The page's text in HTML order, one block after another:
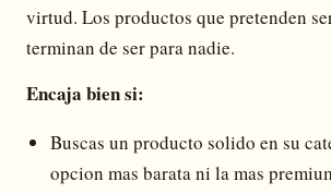
virtud. Los productos que pretenden
terminan de ser para nadie.
Encaja bien si:
Buscas un producto solido en su
opcion mas barata ni la mas